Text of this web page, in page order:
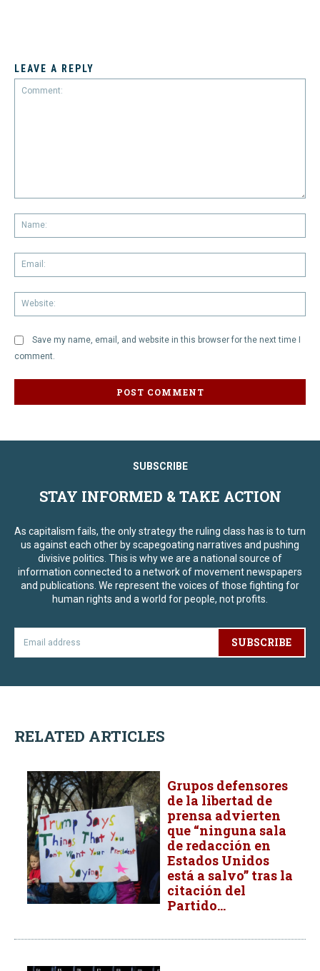
LEAVE A REPLY
Save my name, email, and website in this browser for the next time I
comment.
SUBSCRIBE
STAY INFORMED & TAKE ACTION
As capitalism fails, the only strategy the ruling class has is to turn
us against each other by scapegoating narratives and pushing
divisive politics. This is why we are a national source of
information connected to a network of movement newspapers
and publications. We represent the voices of those fighting for
human rights and a world for people, not profits.
SUBSCRIBE
RELATED ARTICLES
Grupos defensores
de la libertad de
prensa advierten
que “ninguna sala
de redacción en
Estados Unidos
está a salvo” tras la
citación del
Partido...